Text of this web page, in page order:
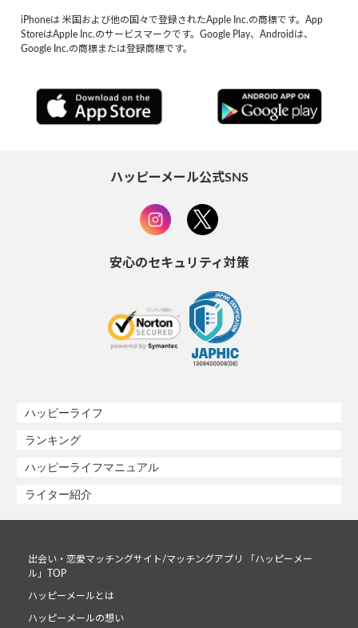
iPhoneは 米国および他の国々で登録されたApple Inc.の商標です。App
StoreはApple Inc.のサービスマークです。Google Play、Androidは、
Google Inc.の商標または登録商標です。
ハッピーメール公式SNS
安心のセキュリティ対策
ハッピーライフ
ランキング
ハッピーライフマニュアル
ライター紹介
出会い・恋愛マッチングサイト/マッチングアプリ 「ハッピーメー
ル」TOP
ハッピーメールとは
ハッピーメールの想い